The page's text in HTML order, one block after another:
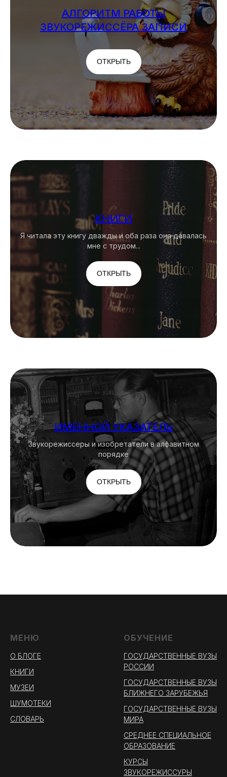
МУЗЕИ ЗВУКА
ОТКРЫТЬ
звукорежиссёра записи
ОТКРЫТЬ
ЧИТАЙТЕ ТАКЖЕ...
АЛГОРИТМ РАБОТЫ
ЗВУКОРЕЖИССЁРА ЗАПИСИ
ОТКРЫТЬ
КНИГИ
Я читала эту книгу дважды и оба раза она давалась
мне с трудом...
ОТКРЫТЬ
ИМЕННОЙ УКАЗАТЕЛЬ
Звукорежиссеры и изобретатели в алфавитном
порядке
ОТКРЫТЬ
МЕНЮ
О БЛОГЕ
КНИГИ
МУЗЕИ
ШУМОТЕКИ
СЛОВАРЬ
ОБУЧЕНИЕ
ГОСУДАРСТВЕННЫЕ ВУЗЫ
РОССИИ
ГОСУДАРСТВЕННЫЕ ВУЗЫ
БЛИЖНЕГО ЗАРУБЕЖЬЯ
ГОСУДАРСТВЕННЫЕ ВУЗЫ
МИРА
СРЕДНЕЕ СПЕЦИАЛЬНОЕ
ОБРАЗОВАНИЕ
КУРСЫ
ЗВУКОРЕЖИССУРЫ